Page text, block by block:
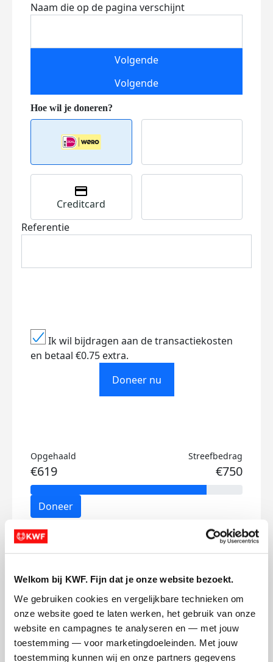
Welkom bij KWF. Fijn dat je onze website bezoekt.
We gebruiken cookies en vergelijkbare technieken om
onze website goed te laten werken, het gebruik van onze
website en campagnes te analyseren en — met jouw
toestemming — voor marketingdoeleinden. Met jouw
toestemming kunnen wij en onze partners gegevens
Naam die op de pagina verschijnt
Volgende
Volgende
Creditcard
Referentie
Ik wil bijdragen aan de transactiekosten
en betaal €0.75 extra.
Doneer nu
Opgehaald
€619
Streefbedrag
€750
Doneer